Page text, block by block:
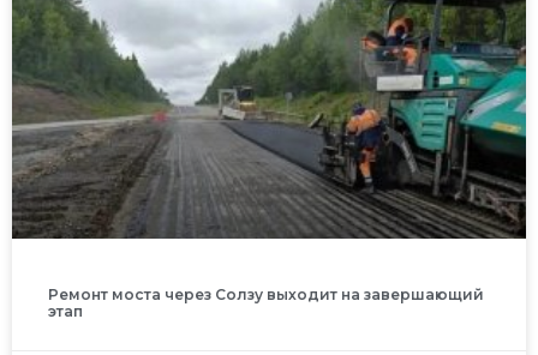
Ремонт моста через Солзу выходит на завершающий
этап